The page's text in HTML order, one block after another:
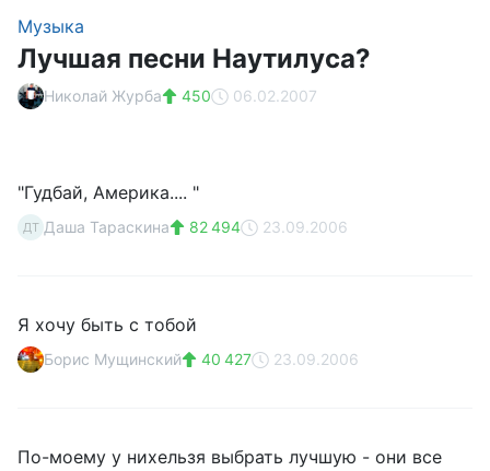
Музыка
Лучшая песни Наутилуса?
Николай Журба 450 06.02.2007
"Гудбай, Америка.... "
ДТ Даша Тараскина 82 494 23.09.2006
Я хочу быть с тобой
Борис Мущинский 40 427 23.09.2006
По-моему у нихельзя выбрать лучшую - они все